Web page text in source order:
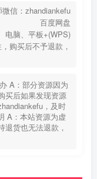
微信：zhandiankefu
百度网盘
电脑、平板+(WPS)
购买后不予退款，
A：部分资源因为
买后如果发现资源
，及时
A：本站资源为虚
退货也无法退款，